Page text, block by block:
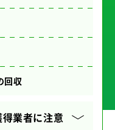
回収
業者に注意